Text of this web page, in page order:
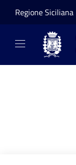
Regione Siciliana